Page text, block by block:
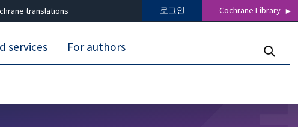
translations 로그인 Cochrane Library
services For authors